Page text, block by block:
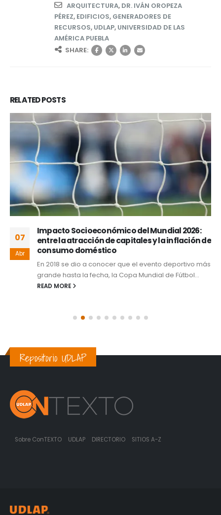
ARQUITECTURA, DR. IVÁN OROPEZA
PÉREZ, EDIFICIOS, GENERADORES DE
RECURSOS, UDLAP, UNIVERSIDAD DE LAS
AMÉRICA PUEBLA
SHARE:
RELATEDPOSTS
07
Abr
Impacto Socioeconómico del Mundial 2026:
entre la atracción de capitales y la inflación de
consumo doméstico
En 2018 se dio a conocer que el evento deportivo más
grande hasta la fecha, la Copa Mundial de Fútbol...
READ MORE
Repositorio UDLAP
Sobre ConTEXTO UDLAP DIRECTORIO SITIOS A-Z